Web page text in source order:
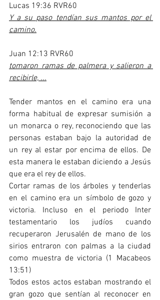
Lucas 19:36 RVR60
Y a su paso tendían sus mantos por el
camino.
Juan 12:13 RVR60
tomaron ramas de palmera y salieron a
recibirle, ...
Tender mantos en el camino era una
forma habitual de expresar sumisión a
un monarca o rey, reconociendo que las
personas estaban bajo la autoridad de
un rey al estar por encima de ellos. De
esta manera le estaban diciendo a Jesús
que era el rey de ellos.
Cortar ramas de los árboles y tenderlas
en el camino era un símbolo de gozo y
victoria. Incluso en el periodo Inter
testamentario los judíos cuando
recuperaron Jerusalén de mano de los
sirios entraron con palmas a la ciudad
como muestra de victoria (1 Macabeos
13:51)
Todos estos actos estaban mostrando el
gran gozo que sentían al reconocer en